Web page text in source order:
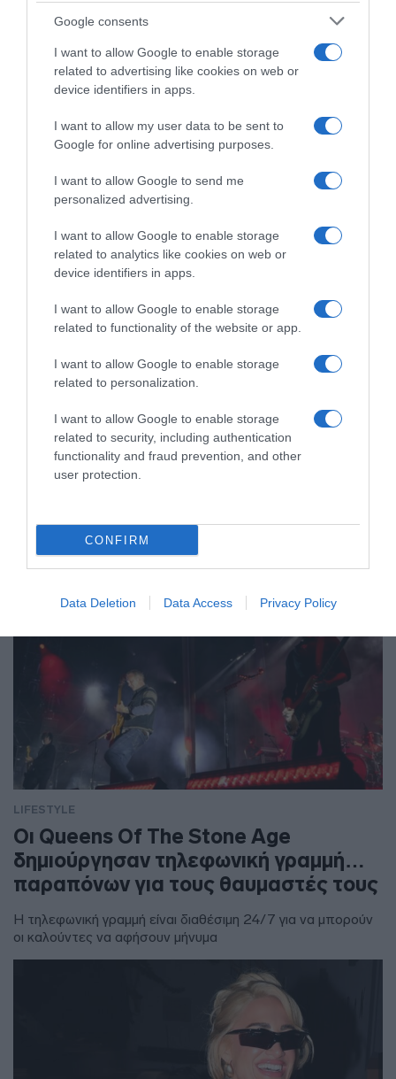
Google consents
I want to allow Google to enable storage
related to advertising like cookies on web or
device identifiers in apps.
I want to allow my user data to be sent to
Google for online advertising purposes.
I want to allow Google to send me
personalized advertising.
I want to allow Google to enable storage
related to analytics like cookies on web or
device identifiers in apps.
I want to allow Google to enable storage
related to functionality of the website or app.
I want to allow Google to enable storage
related to personalization.
I want to allow Google to enable storage
related to security, including authentication
functionality and fraud prevention, and other
user protection.
CONFIRM
Data Deletion Data Access Privacy Policy
LIFESTYLE
LIFESTYLE
Οι Queens Of The Stone Age
δημιούργησαν τηλεφωνική γραμμή…
παραπόνων για τους θαυμαστές τους
Η τηλεφωνική γραμμή είναι διαθέσιμη 24/7 για να μπορούν
οι καλούντες να αφήσουν μήνυμα